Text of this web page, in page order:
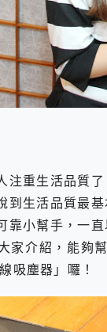
巧好吸不擋鏡頭
動的冷暖氣
可夢飛人外掛
變焦實測~ vivo
好用的 PLAUD
2025 來
帶線的 有線無線
利浦 JS7310 ⚡
螢幕也是電視! 一
14 Pro 超硬
、Apple
皆宜「HUAWEI
好拍 vivo V50 ~
洗烘模式一機搞
Claw 系列電
APO蔡司長焦神
Vocal
注重生活品質
到生活品質最
靠小幫手，一
家介紹，能夠
吸塵器」囉！